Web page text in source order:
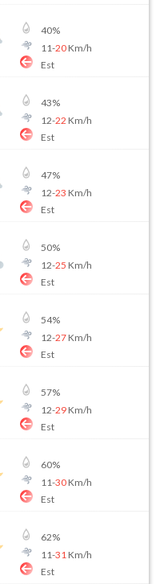
40%
11-20Km/h
Est
43%
12-22 Km/h
Est
47%
12-23 Km/h
Est
50%
12-25 Km/h
Est
54%
12-27Km/h
Est
57%
12-29Km/h
Est
60%
11-30Km/h
Est
62%
11-31 Km/h
Est